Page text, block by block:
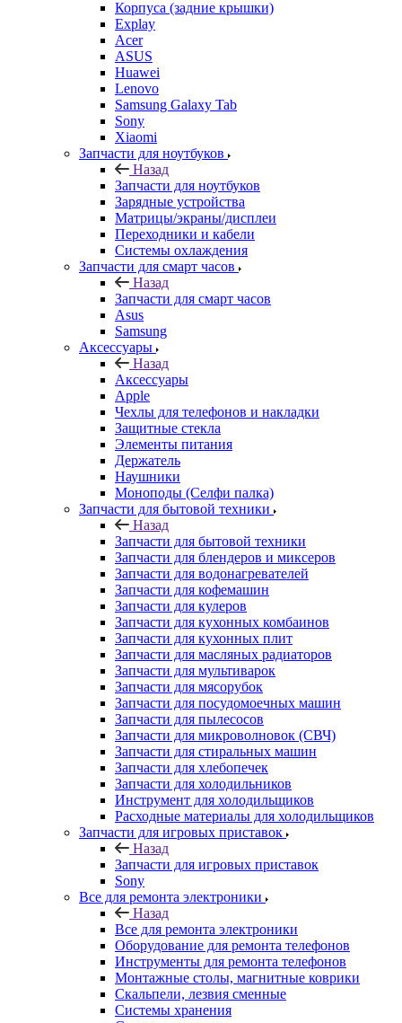
Acer
ASUS
Huawei
Lenovo
Samsung Galaxy Tab
Sony
Xiaomi
Запчасти для ноутбуков
Назад
Запчасти для ноутбуков
Зарядные устройства
Матрицы/экраны/дисплеи
Переходники и кабели
Системы охлаждения
Запчасти для смарт часов
Назад
Запчасти для смарт часов
Asus
Samsung
Аксессуары
Назад
Аксессуары
Apple
Чехлы для телефонов и накладки
Защитные стекла
Элементы питания
Держатель
Наушники
Моноподы (Селфи палка)
Запчасти для бытовой техники
Назад
Запчасти для бытовой техники
Запчасти для блендеров и миксеров
Запчасти для водонагревателей
Запчасти для кофемашин
Запчасти для кулеров
Запчасти для кухонных комбаинов
Запчасти для кухонных плит
Запчасти для масляных радиаторов
Запчасти для мультиварок
Запчасти для мясорубок
Запчасти для посудомоечных машин
Запчасти для пылесосов
Запчасти для микроволновок (СВЧ)
Запчасти для стиральных машин
Запчасти для хлебопечек
Запчасти для холодильников
Инструмент для холодильщиков
Расходные материалы для холодильщиков
Запчасти для игровых приставок
Назад
Запчасти для игровых приставок
Sony
Все для ремонта электроники
Назад
Все для ремонта электроники
Оборудование для ремонта телефонов
Инструменты для ремонта телефонов
Монтажные столы, магнитные коврики
Скальпели, лезвия сменные
Системы хранения
Скотчи, изолента
Тачскрины